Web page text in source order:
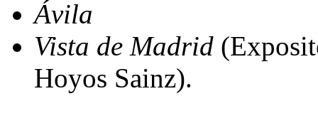
Ávila
Vista de Madrid
Hoyos Sainz).